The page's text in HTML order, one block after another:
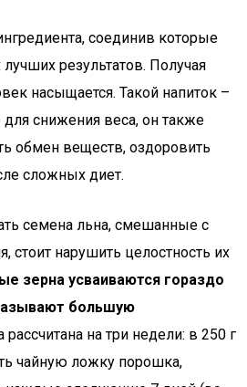
соединив которые
результатов. Получая
насыщается. Такой напиток –
снижения веса, он также
обмен веществ, оздоровить
сложных диет.
семена льна, смешанные с
стоит нарушить целостность их
зерна усваиваются гораздо
большую
рассчитана на три недели: в 250 г
чайную ложку порошка,